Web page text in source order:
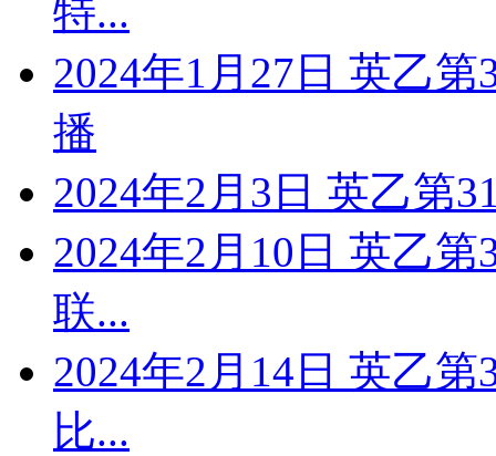
特...
2024年1月27日 英乙
播
2024年2月3日 英乙第
2024年2月10日 英乙
联...
2024年2月14日 英乙
比...